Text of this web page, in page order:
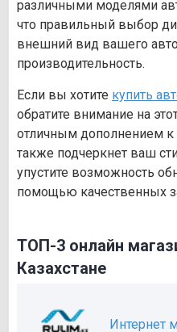
различными моделями
что правильный выбор
внешний вид вашего
производительность.
Если вы хотите купить
обратите внимание на
отличным дополнением
также подчеркнет ваш
упустите возможность
помощью качественных
ТОП-3 онлайн
Казахстане
Интернет